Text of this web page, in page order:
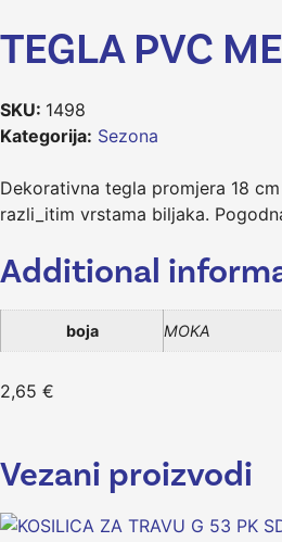
TEGLA PVC
SKU: 1498
Kategorija: Sezona
Dekorativna tegla promjera 18
razli_itim vrstama biljaka.
Additional
boja MOKA
2,65 €
Vezani proizvodi